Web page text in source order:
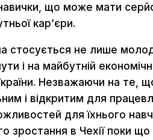
що може мати
кар’єри.
стосується не лише
і на майбутній
України. Незважаючи на те,
і відкритим для
для їхнього
зростання в Чехії поки